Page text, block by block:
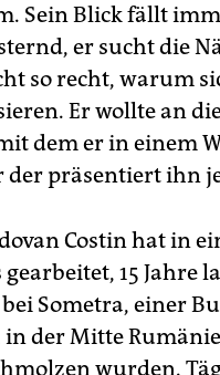
Sein Blick fällt
er sucht die
so recht, warum
Er wollte an
dem er in einem
der präsentiert ihn
Costin hat in
15 Jahre
Sometra, einer
der Mitte
wurden.